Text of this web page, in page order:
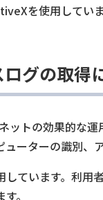
を使用してい
グの取得
ットの効果的な
ーターの識別、
ています。利
。